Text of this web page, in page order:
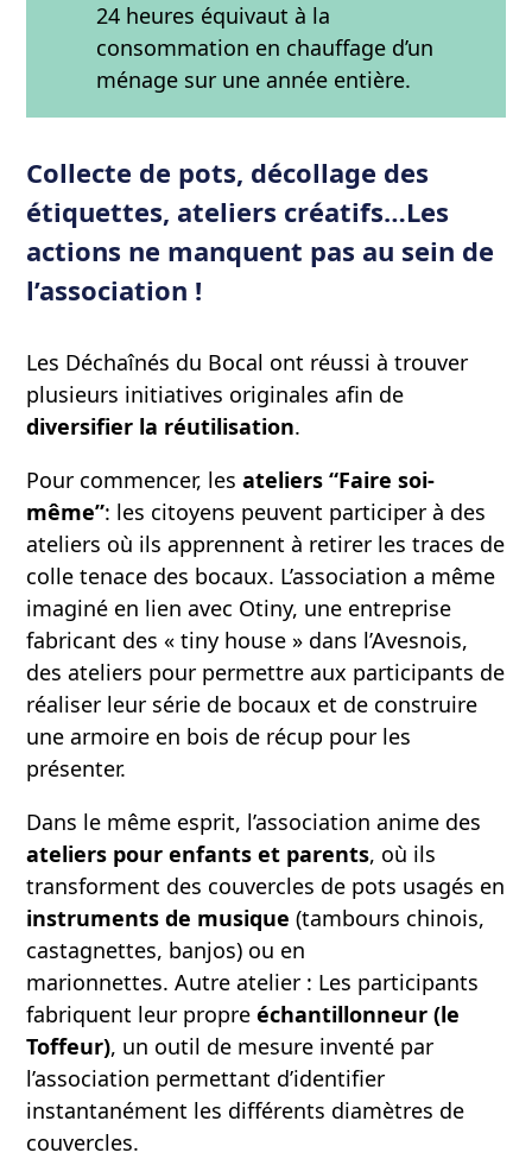
24 heures équivaut à la
consommation en chauffage d’un
ménage sur une année entière.
Collecte de pots, décollage des
étiquettes, ateliers créatifs…Les
actions ne manquent pas au sein de
l’association !
Les Déchaînés du Bocal ont réussi à trouver
plusieurs initiatives originales afin de
diversifier la réutilisation.
Pour commencer, les ateliers “Faire soi-
même”: les citoyens peuvent participer à des
ateliers où ils apprennent à retirer les traces de
colle tenace des bocaux. L’association a même
imaginé en lien avec Otiny, une entreprise
fabricant des « tiny house » dans l’Avesnois,
des ateliers pour permettre aux participants de
réaliser leur série de bocaux et de construire
une armoire en bois de récup pour les
présenter.
Dans le même esprit, l’association anime des
ateliers pour enfants et parents, où ils
transforment des couvercles de pots usagés en
instruments de musique (tambours chinois,
castagnettes, banjos) ou en
marionnettes. Autre atelier : Les participants
fabriquent leur propre échantillonneur (le
Toffeur), un outil de mesure inventé par
l’association permettant d’identifier
instantanément les différents diamètres de
couvercles.